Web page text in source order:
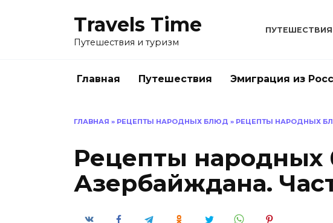
Travels Time
Путешествия и туризм
Главная Путешествия Эмиграция из
ГЛАВНАЯ » РЕЦЕПТЫ НАРОДНЫХ БЛЮД » РЕЦЕПТЫ НАРОДНЫХ
Рецепты
Азербайждана.